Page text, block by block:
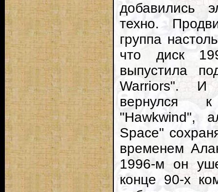
добавились
техно.
группа
что диск
выпустила
Warriors". И
вернулся к
"Hawkwind",
Space"
временем
1996-м он
конце 90-х